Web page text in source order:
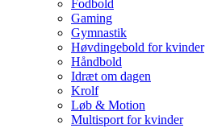
Fodbold
Gaming
Gymnastik
Høvdingebold for kvinder
Håndbold
Idræt om dagen
Krolf
Løb & Motion
Multisport for kvinder